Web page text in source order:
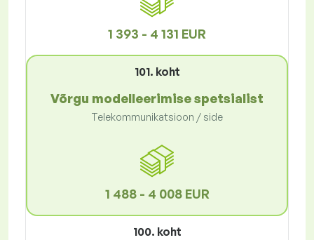
1 393 - 4 131 EUR
101. koht
Võrgu modelleerimise spetsialist
Telekommunikatsioon / side
1 488 - 4 008 EUR
100. koht